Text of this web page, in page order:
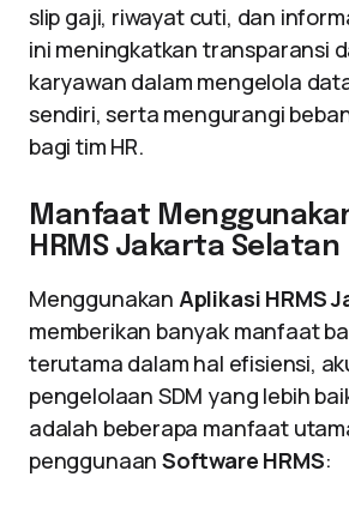
slip gaji, riwayat cuti, dan
ini meningkatkan transparansi
karyawan dalam mengelola
sendiri, serta mengurangi
bagi tim HR.
Manfaat
HRMS Jakarta Selatan
Menggunakan Aplikasi HRMS
memberikan banyak manfaat
terutama dalam hal efisiensi,
pengelolaan SDM yang lebih
adalah beberapa manfaat
penggunaanSoftware HRMS: